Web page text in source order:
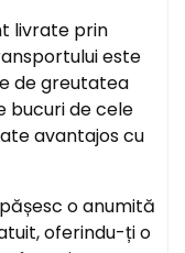
livrate prin
este
de greutatea
bucuri de cele
avantajos cu
o anumită
oferindu-ți o